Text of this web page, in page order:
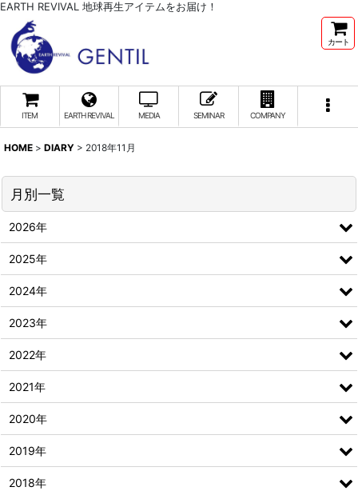
EARTH REVIVAL 地球再生アイテムをお届け！
カート
ITEM EARTH REVIVAL MEDIA SEMINAR COMPANY
HOME > DIARY > 2018年11月
月別一覧
2026年
2025年
2024年
2023年
2022年
2021年
2020年
2019年
2018年